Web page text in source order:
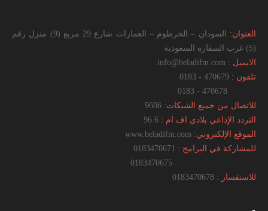
العنوان:
السودان – الخرطوم – العمارات شارع 29 مربع (9) منزل رقم
(5) غرب السفارة السعودية
الايميل :
تلفون :
للاتصال من جميع الشبكات:
التردد الإذاعي بلادي اف ام :
الموقع الإلكتروني:
للمشاركة في البرامج :
للاستفسار :